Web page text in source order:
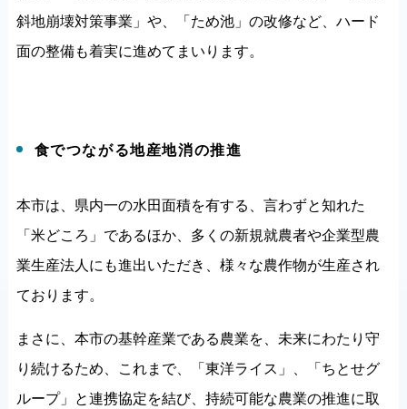
斜地崩壊対策事業」や、「ため池」の改修など、ハード
面の整備も着実に進めてまいります。
食でつながる地産地消の推進
本市は、県内一の水田面積を有する、言わずと知れた
「米どころ」であるほか、多くの新規就農者や企業型農
業生産法人にも進出いただき、様々な農作物が生産され
ております。
まさに、本市の基幹産業である農業を、未来にわたり守
り続けるため、これまで、「東洋ライス」、「ちとせグ
ループ」と連携協定を結び、持続可能な農業の推進に取